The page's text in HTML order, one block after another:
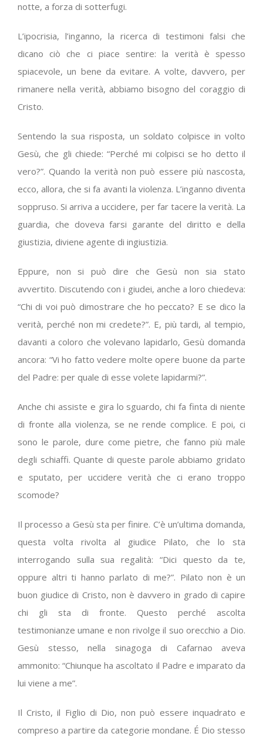
notte, a forza di sotterfugi.
L’ipocrisia, l’inganno, la ricerca di testimoni falsi che
dicano ciò che ci piace sentire: la verità è spesso
spiacevole, un bene da evitare. A volte, davvero, per
rimanere nella verità, abbiamo bisogno del coraggio di
Cristo.
Sentendo la sua risposta, un soldato colpisce in volto
Gesù, che gli chiede: “Perché mi colpisci se ho detto il
vero?”. Quando la verità non può essere più nascosta,
ecco, allora, che si fa avanti la violenza. L’inganno diventa
soppruso. Si arriva a uccidere, per far tacere la verità. La
guardia, che doveva farsi garante del diritto e della
giustizia, diviene agente di ingiustizia.
Eppure, non si può dire che Gesù non sia stato
avvertito. Discutendo con i giudei, anche a loro chiedeva:
“Chi di voi può dimostrare che ho peccato? E se dico la
verità, perché non mi credete?”. E, più tardi, al tempio,
davanti a coloro che volevano lapidarlo, Gesù domanda
ancora: “Vi ho fatto vedere molte opere buone da parte
del Padre: per quale di esse volete lapidarmi?”.
Anche chi assiste e gira lo sguardo, chi fa finta di niente
di fronte alla violenza, se ne rende complice. E poi, ci
sono le parole, dure come pietre, che fanno più male
degli schiaffi. Quante di queste parole abbiamo gridato
e sputato, per uccidere verità che ci erano troppo
scomode?
Il processo a Gesù sta per finire. C’è un’ultima domanda,
questa volta rivolta al giudice Pilato, che lo sta
interrogando sulla sua regalità: “Dici questo da te,
oppure altri ti hanno parlato di me?”. Pilato non è un
buon giudice di Cristo, non è davvero in grado di capire
chi gli sta di fronte. Questo perché ascolta
testimonianze umane e non rivolge il suo orecchio a Dio.
Gesù stesso, nella sinagoga di Cafarnao aveva
ammonito: “Chiunque ha ascoltato il Padre e imparato da
lui viene a me”.
Il Cristo, il Figlio di Dio, non può essere inquadrato e
compreso a partire da categorie mondane. É Dio stesso